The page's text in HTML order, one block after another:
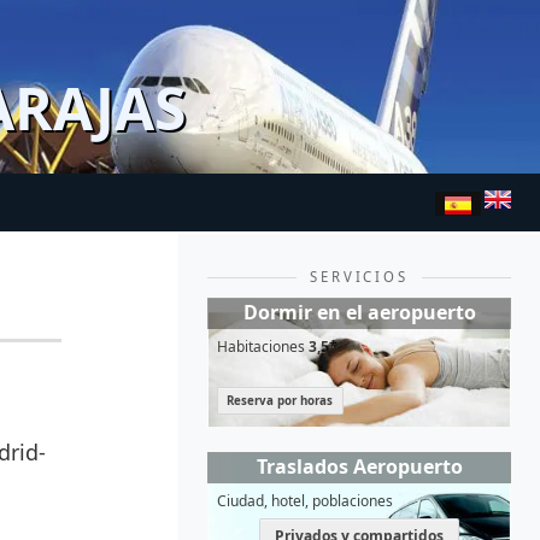
SERVICIOS
Dormir en el aeropuerto
Habitaciones3,5*
Reserva por horas
Traslados Aeropuerto
Ciudad, hotel, poblaciones